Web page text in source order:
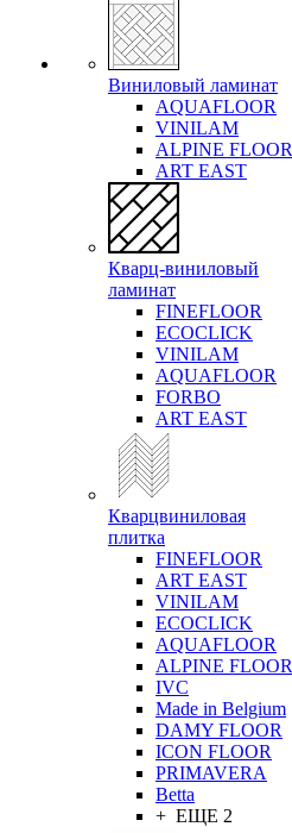
Виниловый ламинат
AQUAFLOOR
VINILAM
ALPINE FLOOR
ART EAST
Кварц-виниловый
ламинат
FINEFLOOR
ECOCLICK
VINILAM
AQUAFLOOR
FORBO
ART EAST
Кварцвиниловая
плитка
FINEFLOOR
ART EAST
VINILAM
ECOCLICK
AQUAFLOOR
ALPINE FLOOR
IVC
Made in Belgium
DAMY FLOOR
ICON FLOOR
PRIMAVERA
Betta
+ ЕЩЕ 2